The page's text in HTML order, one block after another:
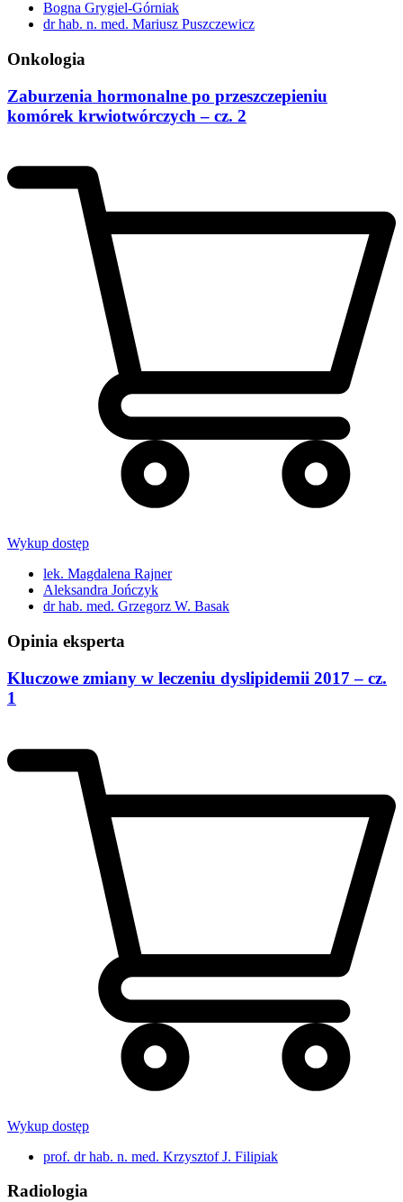
Bogna Grygiel-Górniak
dr hab. n. med. Mariusz Puszczewicz
Onkologia
Zaburzenia hormonalne po przeszczepieniu
komórek krwiotwórczych – cz. 2
Wykup dostęp
lek. Magdalena Rajner
Aleksandra Jończyk
dr hab. med. Grzegorz W. Basak
Opinia eksperta
Kluczowe zmiany w leczeniu dyslipidemii 2017 – cz.
1
Wykup dostęp
prof. dr hab. n. med. Krzysztof J. Filipiak
Radiologia